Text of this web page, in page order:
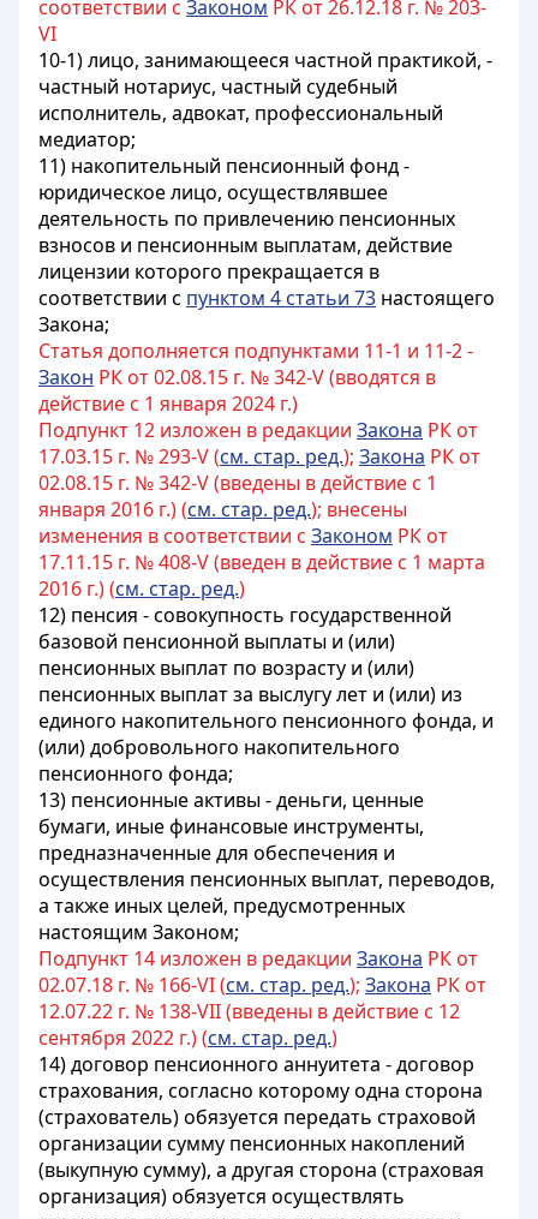
соответствии с Законом РК от 26.12.18 г. № 203-
VI
10-1) лицо, занимающееся частной практикой, -
частный нотариус, частный судебный
исполнитель, адвокат, профессиональный
медиатор;
11) накопительный пенсионный фонд -
юридическое лицо, осуществлявшее
деятельность по привлечению пенсионных
взносов и пенсионным выплатам, действие
лицензии которого прекращается в
соответствии с пунктом 4 статьи 73 настоящего
Закона;
Статья дополняется подпунктами 11-1 и 11-2 -
Закон РК от 02.08.15 г. № 342-V (вводятся в
действие с 1 января 2024 г.)
Подпункт 12 изложен в редакции Закона РК от
17.03.15 г. № 293-V (см. стар. ред.); Закона РК от
02.08.15 г. № 342-V (введены в действие с 1
января 2016 г.) (см. стар. ред.); внесены
изменения в соответствии с Законом РК от
17.11.15 г. № 408-V (введен в действие с 1 марта
2016 г.) (см. стар. ред.)
12) пенсия - совокупность государственной
базовой пенсионной выплаты и (или)
пенсионных выплат по возрасту и (или)
пенсионных выплат за выслугу лет и (или) из
единого накопительного пенсионного фонда, и
(или) добровольного накопительного
пенсионного фонда;
13) пенсионные активы - деньги, ценные
бумаги, иные финансовые инструменты,
предназначенные для обеспечения и
осуществления пенсионных выплат, переводов,
а также иных целей, предусмотренных
настоящим Законом;
Подпункт 14 изложен в редакции Закона РК от
02.07.18 г. № 166-VI (см. стар. ред.); Закона РК от
12.07.22 г. № 138-VII (введены в действие с 12
сентября 2022 г.) (см. стар. ред.)
14)договор пенсионного аннуитета - договор
страхования, согласно которому одна сторона
(страхователь) обязуется передать страховой
организации сумму пенсионных накоплений
(выкупную сумму), а другая сторона (страховая
организация) обязуется осуществлять